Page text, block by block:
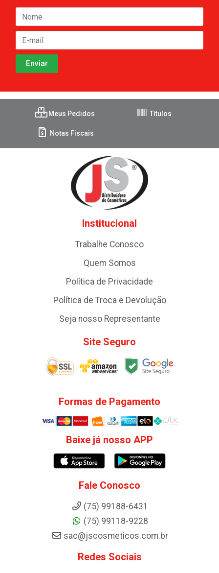
Meus Pedidos Títulos
Notas Fiscais
Institucional
Trabalhe Conosco
Quem Somos
Política de Privacidade
Política de Troca e Devolução
Seja nosso Representante
Site Seguro
Formas de Pagamento
Baixe já nosso APP
Fale Conosco
(75) 99188-6431
(75) 99118-9228
sac@jscosmeticos.com.br
Redes Sociais